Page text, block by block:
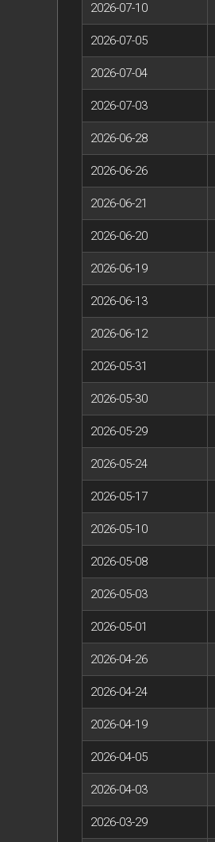
2026-07-10
2026-07-05
2026-07-04
2026-07-03
2026-06-28
2026-06-26
2026-06-21
2026-06-20
2026-06-19
2026-06-13
2026-06-12
2026-05-31
2026-05-30
2026-05-29
2026-05-24
2026-05-17
2026-05-10
2026-05-08
2026-05-03
2026-05-01
2026-04-26
2026-04-24
2026-04-19
2026-04-05
2026-04-03
2026-03-29